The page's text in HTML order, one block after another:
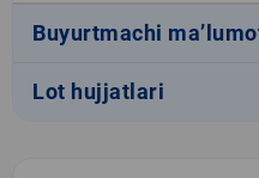
Buyurtmachi
Lot hujjatlari